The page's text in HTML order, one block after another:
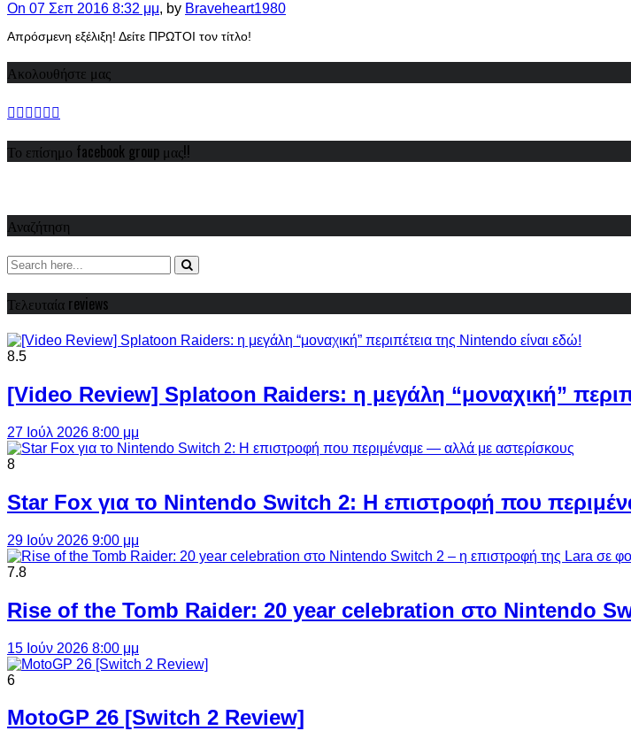
On 07 Σεπ 2016 8:32 μμ, by Braveheart1980
Απρόσμενη εξέλιξη! Δείτε ΠΡΩΤΟΙ τον τίτλο!
Ακολουθήστε μας
Το επίσημο facebook group μας!!
Αναζήτηση
Τελευταία reviews
8.5
[Video Review] Splatoon Raiders: η μεγάλη “μοναχική”
27 Ιούλ 2026 8:00 μμ
8
Star Fox για το Nintendo Switch 2: Η επιστροφή που
29 Ιούν 2026 9:00 μμ
7.8
Rise of the Tomb Raider: 20 year celebration στο Nintendo
15 Ιούν 2026 8:00 μμ
6
MotoGP 26 [Switch 2 Review]